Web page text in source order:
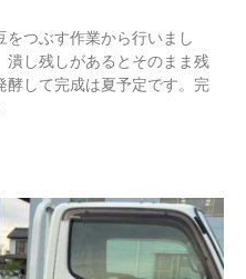
つぶす作業から行いまし
潰し残しがあるとそのまま残
酵して完成は夏予定です。完